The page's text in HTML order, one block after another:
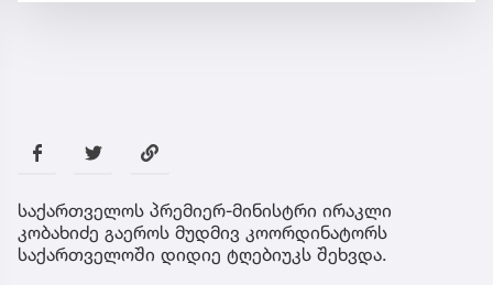
საქართველოს პრემიერ-მინისტრი ირაკლი
კობახიძე გაეროს მუდმივ კოორდინატორს
საქართველოში დიდიე ტღებიუკს შეხვდა.